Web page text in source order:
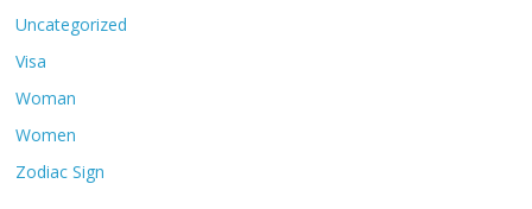
Uncategorized
Visa
Woman
Women
Zodiac Sign